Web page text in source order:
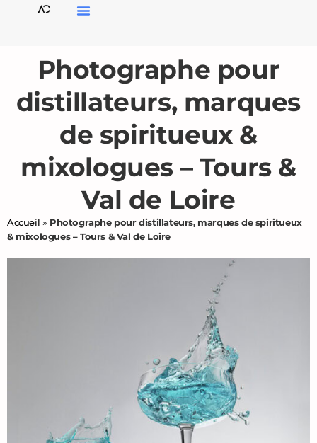
Photographe pour
distillateurs, marques
de spiritueux &
mixologues – Tours &
Val de Loire
Accueil » Photographe pour distillateurs, marques de spiritueux
& mixologues – Tours & Val de Loire